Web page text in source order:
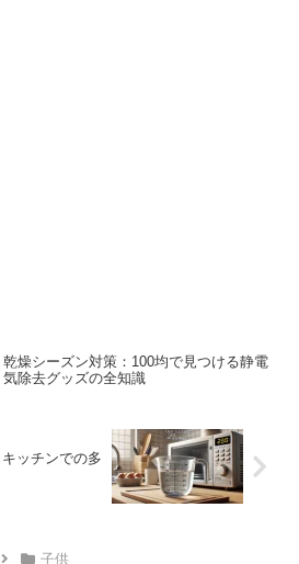
乾燥シーズン対策：100均で見つける静電
気除去グッズの全知識
ッチンでの多
子供